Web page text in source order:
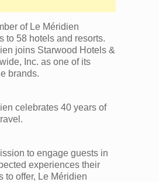
of Le Méridien
to 58 hotels and resorts.
joins Starwood Hotels &
Inc. as one of its
brands.
celebrates 40 years of
to engage guests in
experiences their
to offer, Le Méridien